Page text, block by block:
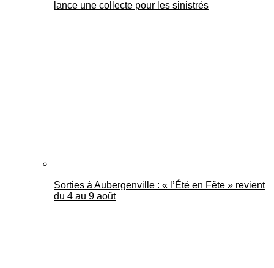
lance une collecte pour les sinistrés
Sorties à Aubergenville : « l’Été en Fête » revient
du 4 au 9 août